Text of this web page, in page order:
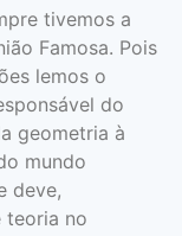
tivemos a
Famosa. Pois
lemos o
do
geometria à
mundo
deve,
teoria no